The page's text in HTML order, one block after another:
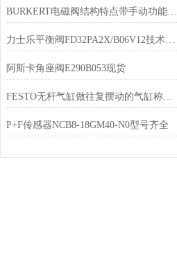
BURKERT电磁阀结构特点带手动功能可以自行调节
力士乐平衡阀FD32PA2X/B06V12技术参数
阿斯卡角座阀E290B053现货
FESTO无杆气缸做往复摆动的气缸称摆动气缸
P+F传感器NCB8-18GM40-N0型号齐全